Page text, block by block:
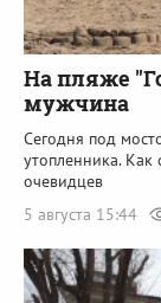
На пляже
мужчина
Сегодня под
утопленника. Как
очевидцев
5 августа 15:44